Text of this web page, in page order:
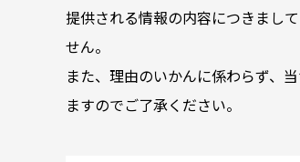
提供される情報の内容につきまし
せん。
また、理由のいかんに係わらず、
ますのでご了承ください。